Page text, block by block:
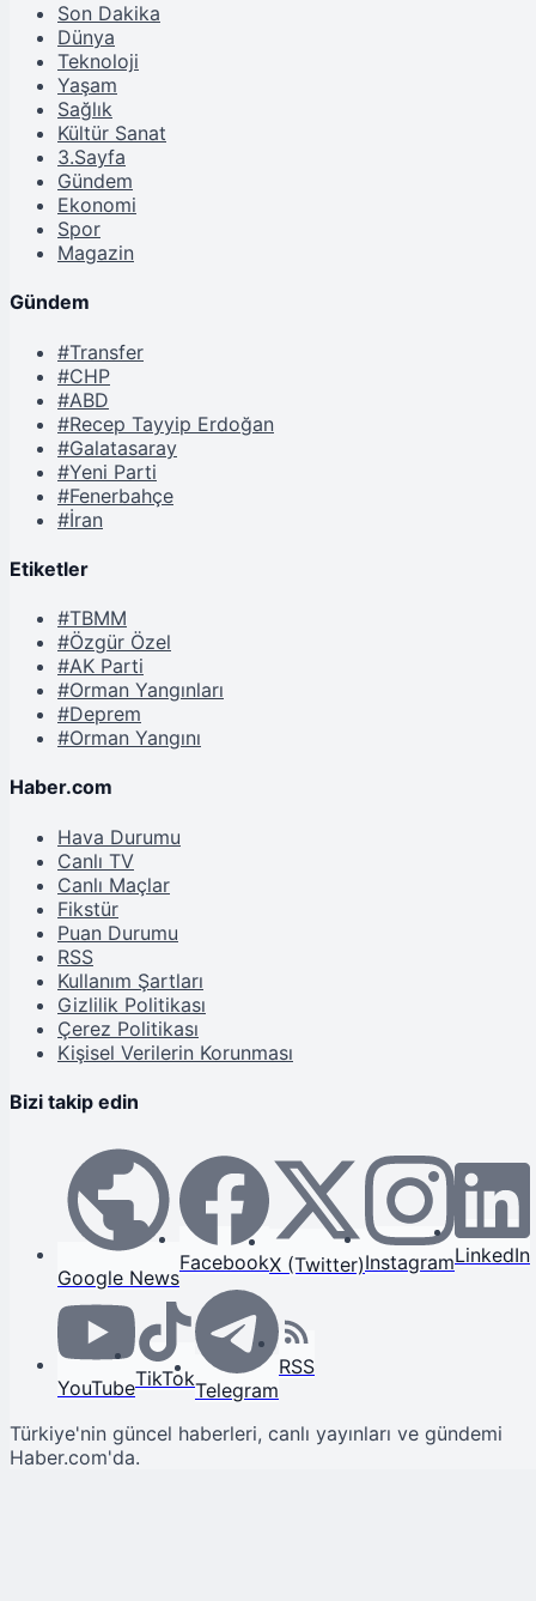
Son Dakika
Dünya
Teknoloji
Yaşam
Sağlık
Kültür Sanat
3.Sayfa
Gündem
Ekonomi
Spor
Magazin
Gündem
#Transfer
#CHP
#ABD
#Recep Tayyip Erdoğan
#Galatasaray
#Yeni Parti
#Fenerbahçe
#İran
Etiketler
#TBMM
#Özgür Özel
#AK Parti
#Orman Yangınları
#Deprem
#Orman Yangını
Haber.com
Hava Durumu
Canlı TV
Canlı Maçlar
Fikstür
Puan Durumu
RSS
Kullanım Şartları
Gizlilik Politikası
Çerez Politikası
Kişisel Verilerin Korunması
Bizi takip edin
Google News
FacebookX (Twitter)InstagramLinkedIn
YouTubeTikTokTelegram
RSS
Türkiye'nin güncel haberleri, canlı yayınları ve gündemi
Haber.com'da.